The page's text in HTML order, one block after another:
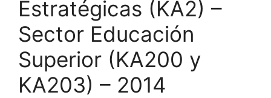
Estratégicas (KA2) –
Sector Educación
Superior (KA200 y
KA203) – 2014